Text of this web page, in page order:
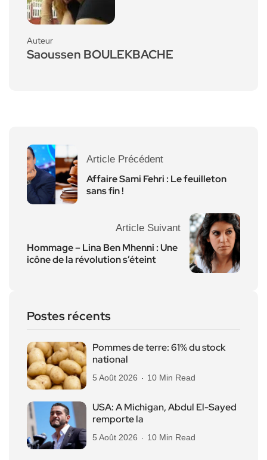
Auteur
Saoussen BOULEKBACHE
Article Précédent
Affaire Sami Fehri : Le feuilleton
sans fin !
Article Suivant
Hommage – Lina Ben Mhenni : Une
icône de la révolution s’éteint
Postes récents
Pommes de terre: 61% du stock
national
5 Août 2026 10 Min Read
USA: A Michigan, Abdul El-Sayed
remporte la
5 Août 2026 10 Min Read